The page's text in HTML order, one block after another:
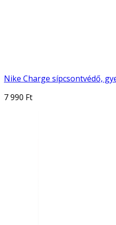
Nike Charge sípcsontvédő,
7 990 Ft